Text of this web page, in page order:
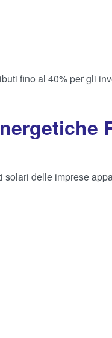
fino al 40% per gli
delle imprese